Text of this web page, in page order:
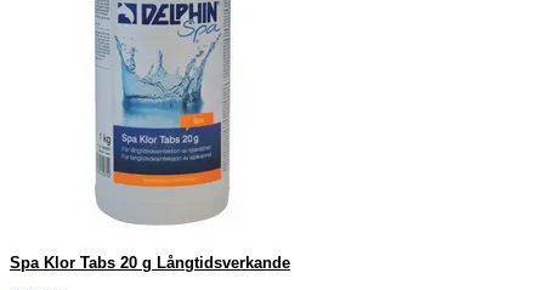
Spa Klor Tabs 20 g Långtidsverkande